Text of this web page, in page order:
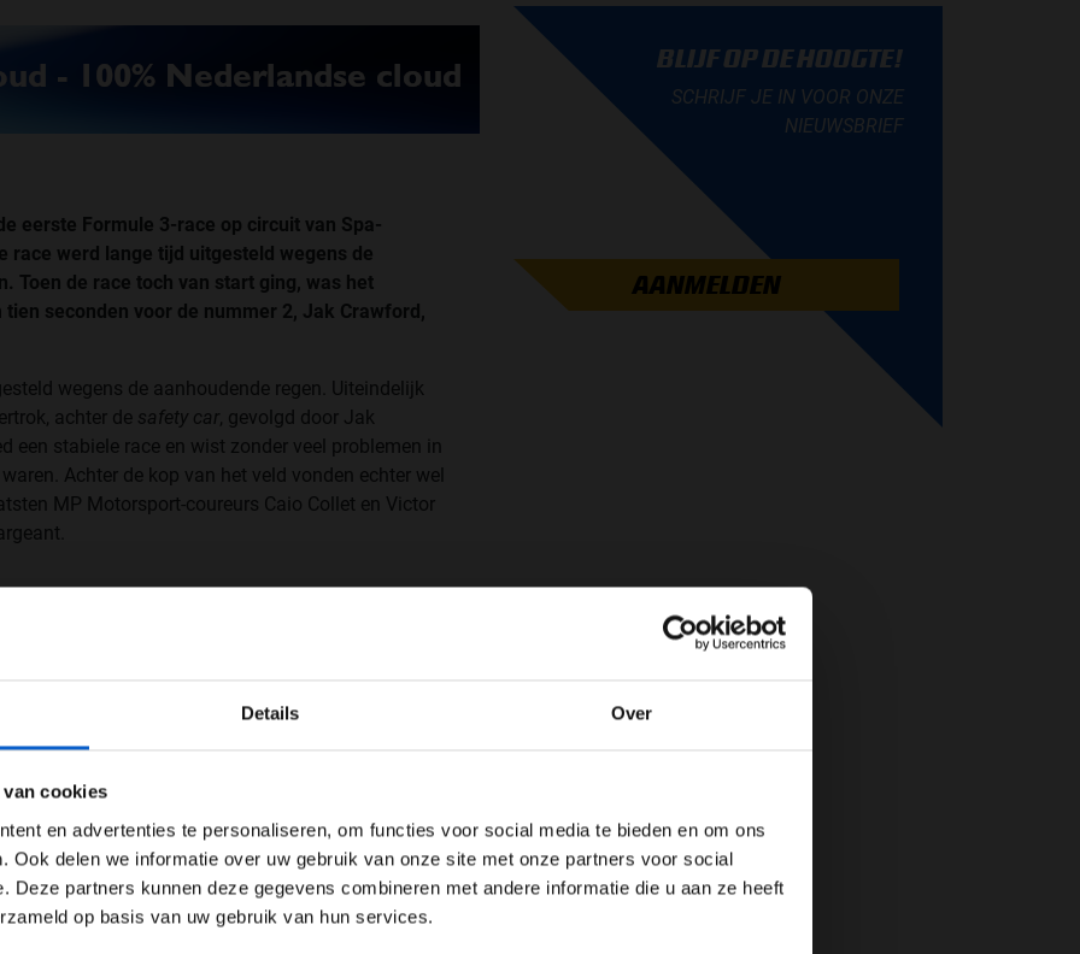
Details Over
van cookies
en advertenties te personaliseren, om functies voor social media te bieden en om ons
Ook delen we informatie over uw gebruik van onze site met onze partners voor social
Deze partners kunnen deze gegevens combineren met andere informatie die u aan ze heeft
op basis van uw gebruik van hun services.
eerste Formule 3-race op circuit van Spa-
race werd lange tijd uitgesteld wegens de
Toen de race toch van start ging, was het
seconden voor de nummer 2, Jak Crawford,
wegens de aanhoudende regen. Uiteindelijk
achter de safety car, gevolgd door Jak
een stabiele race en wist zonder veel problemen in
Achter de kop van het veld vonden echter wel
MP Motorsport-coureurs Caio Collet en Victor
BLIJF OP DE HOOGTE!
SCHRIJF JE IN VOOR ONZE
NIEUWSBRIEF
AANMELDEN
Advertentie instellingen
Toon alle alcoholische drankenadvertenties (18+)
Toon alle kansspelenadvertenties (24+)